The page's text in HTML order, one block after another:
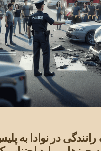
۳۴۳۰
در نوادا به